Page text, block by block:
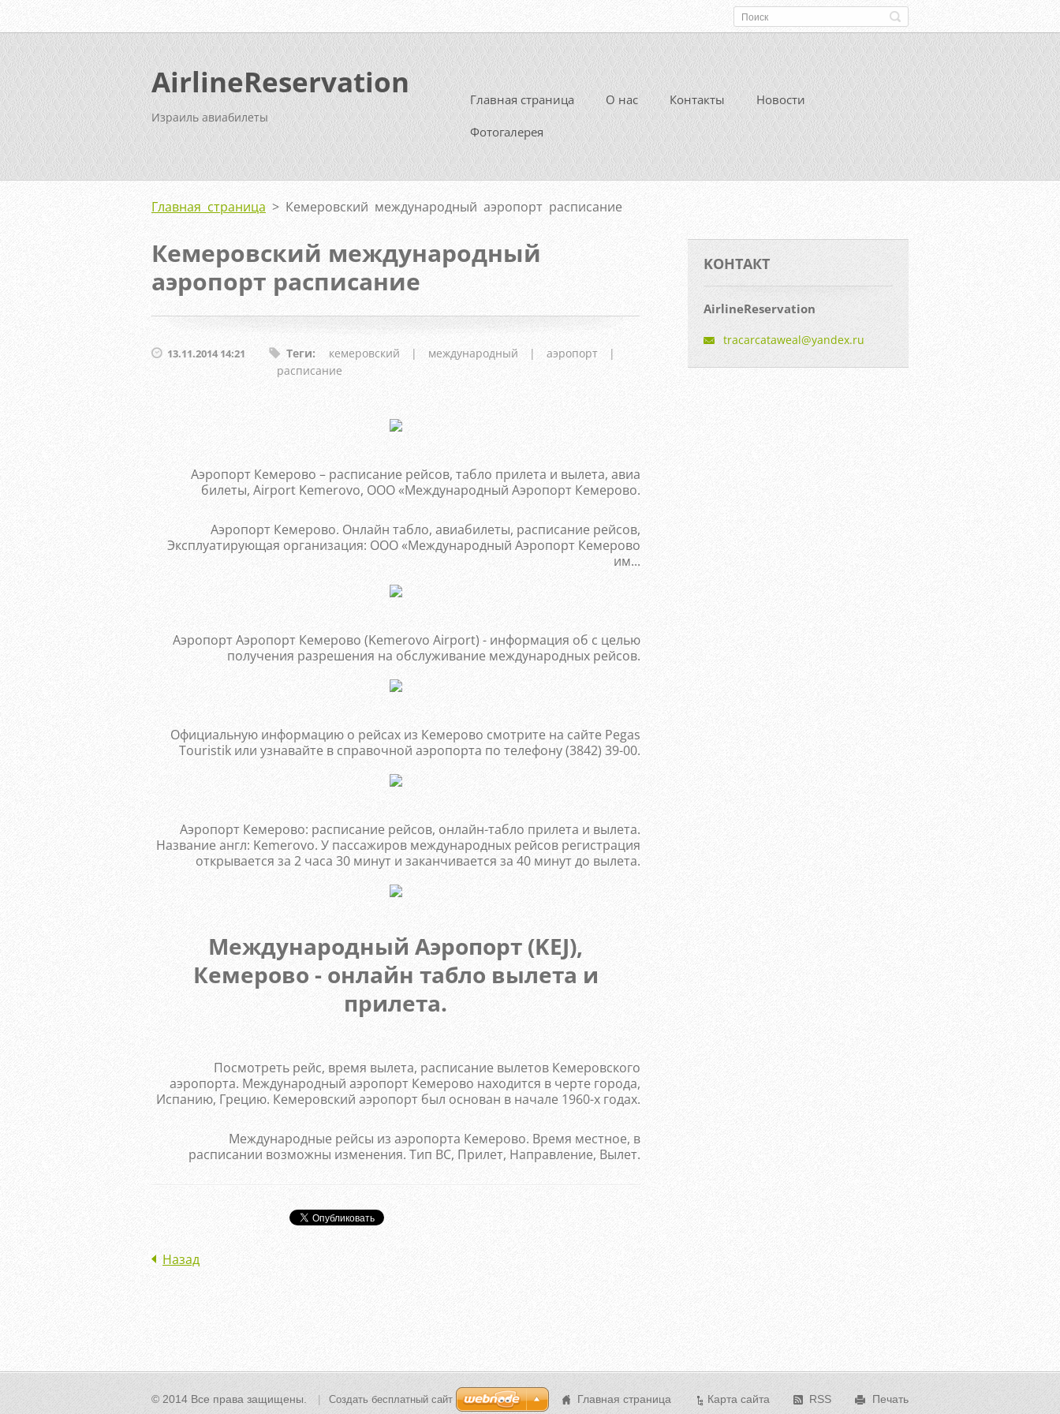
AirlineReservation
Израиль авиабилеты
Главная страница О нас Контакты Новости
Фотогалерея
Главная страница > Кемеровский международный аэропорт расписание
Кемеровский международный
аэропорт расписание
13.11.2014 14:21 Теги: кемеровский | международный | аэропорт
|
расписание
Аэропорт Кемерово – расписание рейсов, табло прилета и вылета, авиа
билеты, Airport Kemerovo, ООО «Международный Аэропорт Кемерово.
Аэропорт Кемерово. Онлайн табло, авиабилеты, расписание рейсов,
Эксплуатирующая организация: ООО «Международный Аэропорт Кемерово
им...
Аэропорт Аэропорт Кемерово (Kemerovo Airport) - информация об с целью
получения разрешения на обслуживание международных рейсов.
Официальную информацию о рейсах из Кемерово смотрите на сайте Pegas
Touristik или узнавайте в справочной аэропорта по телефону (3842) 39-00.
Аэропорт Кемерово: расписание рейсов, онлайн-табло прилета и вылета.
Название англ: Kemerovo. У пассажиров международных рейсов регистрация
открывается за 2 часа 30 минут и заканчивается за 40 минут до вылета.
Международный Аэропорт (KEJ),
Кемерово - онлайн табло вылета и
прилета.
Посмотреть рейс, время вылета, расписание вылетов Кемеровского
аэропорта. Международный аэропорт Кемерово находится в черте города,
Испанию, Грецию. Кемеровский аэропорт был основан в начале 1960-х годах.
Международные рейсы из аэропорта Кемерово. Время местное, в
расписании возможны изменения. Тип ВС, Прилет, Направление, Вылет.
Назад
KOНТАКТ
AirlineReservation
tracarcataweal@yandex.ru
© 2014 Все права защищены. Главная страница Карта сайта RSS Печать
Создать бесплатный сайт